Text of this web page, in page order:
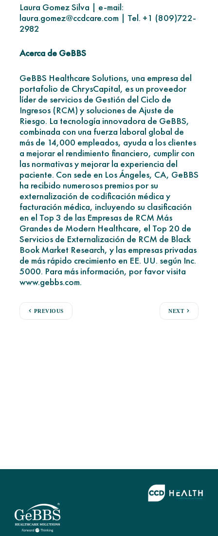
Laura Gomez Silva | e-mail:
laura.gomez@ccdcare.com | Tel. +1 (809)722-
2982
Acerca de GeBBS
GeBBS Healthcare Solutions, una empresa del
portafolio de ChrysCapital, es un proveedor
líder de servicios de Gestión del Ciclo de
Ingresos (RCM) y soluciones de Ajuste de
Riesgo. La tecnología innovadora de GeBBS,
combinada con una fuerza laboral global de
más de 14,000 empleados, ayuda a los clientes
a mejorar el rendimiento financiero, cumplir con
las normativas y mejorar la experiencia del
paciente. Con sede en Los Ángeles, CA, GeBBS
ha recibido numerosos premios por su
externalización de codificación médica y
facturación médica, incluyendo su clasificación
en el Top 3 de las Empresas de RCM Más
Grandes de Modern Healthcare, el Top 20 de
Servicios de Externalización de RCM de Black
Book Market Research, y las empresas privadas
de más rápido crecimiento en EE. UU. según Inc.
5000. Para más información, por favor visita
www.gebbs.com.
PREVIOUS NEXT